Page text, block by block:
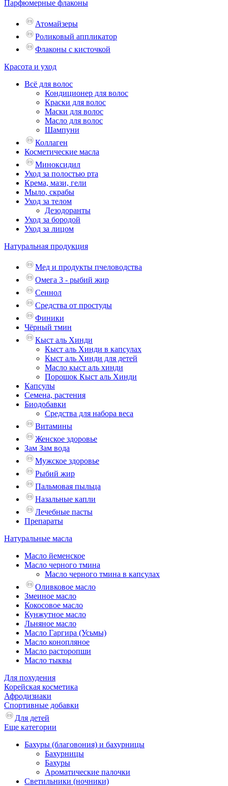
Парфюмерные флаконы
Атомайзеры
Роликовый аппликатор
Флаконы с кисточкой
Красота и уход
Всё для волос
Кондиционер для волос
Краски для волос
Маски для волос
Масло для волос
Шампуни
Коллаген
Косметические масла
Миноксидил
Уход за полостью рта
Крема, мази, гели
Мыло, скрабы
Уход за телом
Дезодоранты
Уход за бородой
Уход за лицом
Натуральная продукция
Мед и продукты пчеловодства
Омега 3 - рыбий жир
Сеннол
Средства от простуды
Финики
Чёрный тмин
Кыст аль Хинди
Кыст аль Хинди в капсулах
Кыст аль Хинди для детей
Масло кыст аль хинди
Порошок Кыст аль Хинди
Капсулы
Семена, растения
Биодобавки
Средства для набора веса
Витамины
Женское здоровье
Зам Зам вода
Мужское здоровье
Рыбий жир
Пальмовая пыльца
Назальные капли
Лечебные пасты
Препараты
Натуральные масла
Масло йеменское
Масло черного тмина
Масло черного тмина в капсулах
Оливковое масло
Змеиное масло
Кокосовое масло
Кунжутное масло
Льняное масло
Масло Гаргира (Усьмы)
Масло конопляное
Масло расторопши
Масло тыквы
Для похудения
Корейская косметика
Афродизиаки
Спортивные добавки
Для детей
Еще категории
Бахуры (благовония) и бахурницы
Бахурницы
Бахуры
Ароматические палочки
Светильники (ночники)